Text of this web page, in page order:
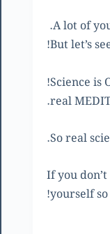
A lot of
But let’s
Science is
real
So real
If you
yourself